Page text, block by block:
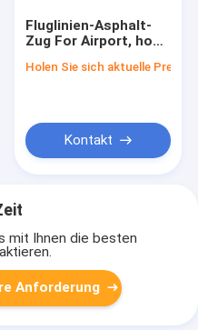
Fluglinien-Asphalt-
Zug For Airport, hohe
Holen Sie sich aktuelle Preis
Kontakt
mit Ihnen die besten
Anforderung